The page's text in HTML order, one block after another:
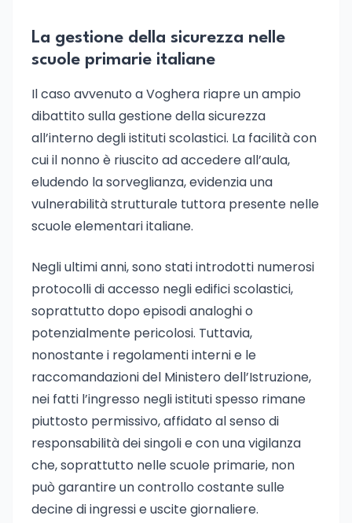
La gestione della sicurezza nelle
scuole primarie italiane
Il caso avvenuto a Voghera riapre un ampio
dibattito sulla gestione della sicurezza
all’interno degli istituti scolastici. La facilità con
cui il nonno è riuscito ad accedere all’aula,
eludendo la sorveglianza, evidenzia una
vulnerabilità strutturale tuttora presente nelle
scuole elementari italiane.
Negli ultimi anni, sono stati introdotti numerosi
protocolli di accesso negli edifici scolastici,
soprattutto dopo episodi analoghi o
potenzialmente pericolosi. Tuttavia,
nonostante i regolamenti interni e le
raccomandazioni del Ministero dell’Istruzione,
nei fatti l’ingresso negli istituti spesso rimane
piuttosto permissivo, affidato al senso di
responsabilità dei singoli e con una vigilanza
che, soprattutto nelle scuole primarie, non
può garantire un controllo costante sulle
decine di ingressi e uscite giornaliere.